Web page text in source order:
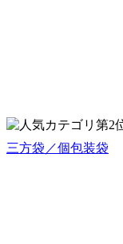
三方袋／個包装袋